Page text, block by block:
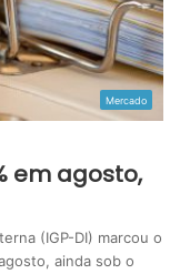
Mercado
em agosto,
(IGP-DI) marcou o
ainda sob o